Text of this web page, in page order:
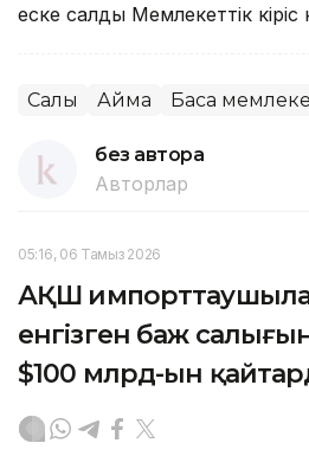
еске салды Мемлекеттік кіріс
Салық Аймақ Басқа
без автора
Авторлар
05:16, 06 Тамыз 2026
АҚШ
енгізген баж
$100 млрд-ын